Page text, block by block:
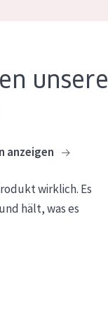
unsere
anzeigen
wirklich. Es
hält, was es